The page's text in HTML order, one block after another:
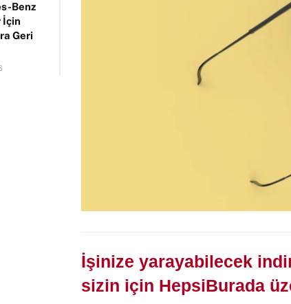
Benz
İçin
Geri
İşinize yarayabilecek
sizin için HepsiBurada